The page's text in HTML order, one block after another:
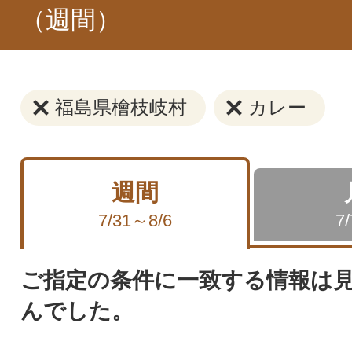
（週間）
福島県檜枝岐村 カレー
週間
7/31～8/6
ご指定の条件に一致する情報は
んでした。